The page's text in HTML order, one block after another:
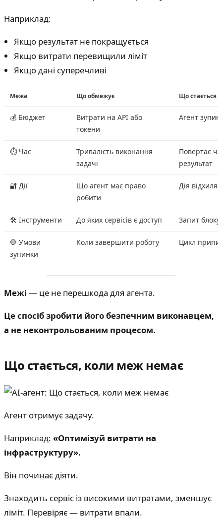
Наприклад:
Якщо результат не покращується
Якщо витрати перевищили ліміт
Якщо дані суперечливі
Межа Що обмежує Що стається
💰 Бюджет
Витрати на API або
токени
Агент
⏱ Час
Тривалість виконання
задачі
Повертає
результат
🔐 Дії
Що агент має право
робити
Дія
🛠 Інструменти До яких сервісів є доступ Запит
🛑 Умови
зупинки
Коли завершити роботу Цикл
Межі — це не перешкода для агента.
Це спосіб зробити його безпечним виконавцем,
а не неконтрольованим процесом.
Що стається, коли меж немає
Агент отримує задачу.
Наприклад: «Оптимізуй витрати на
інфраструктуру».
Він починає діяти.
Знаходить сервіс із високими витратами, зменшує
ліміт. Перевіряє — витрати впали.